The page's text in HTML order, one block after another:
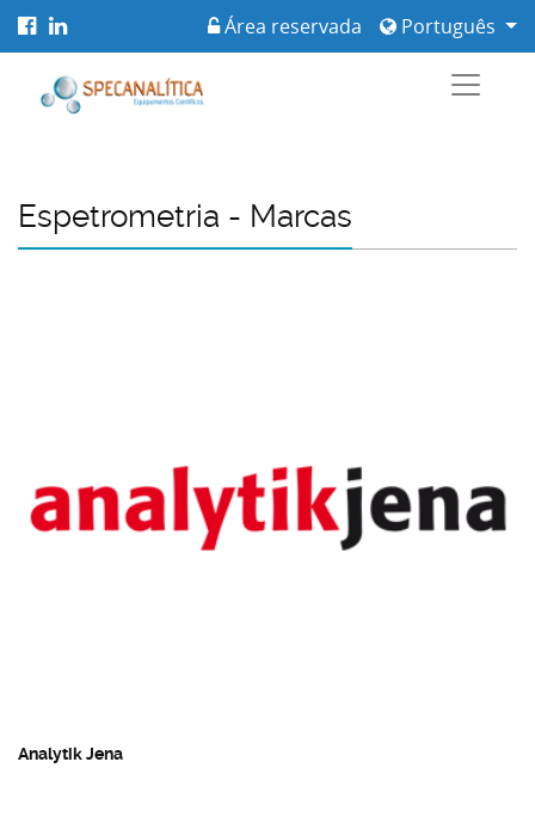
Português
Área reservada
Espetrometria - Marcas
Analytik Jena